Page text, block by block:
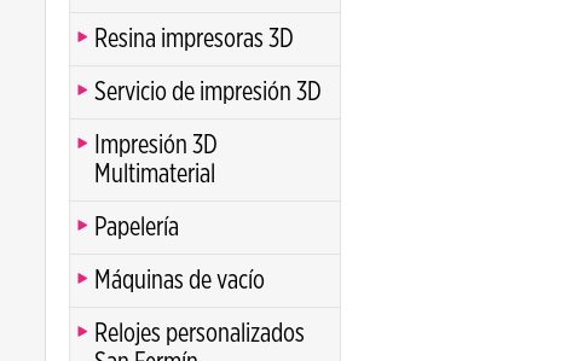
Resina impresoras 3D
Servicio de impresión 3D
Impresión 3D
Multimaterial
Papelería
Máquinas de vacío
Relojes personalizados